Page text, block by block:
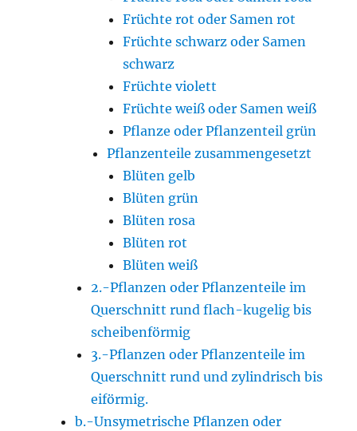
Früchte rot oder Samen rot
Früchte schwarz oder Samen
schwarz
Früchte violett
Früchte weiß oder Samen weiß
Pflanze oder Pflanzenteil grün
Pflanzenteile zusammengesetzt
Blüten gelb
Blüten grün
Blüten rosa
Blüten rot
Blüten weiß
2.-Pflanzen oder Pflanzenteile im
Querschnitt rund flach-kugelig bis
scheibenförmig
3.-Pflanzen oder Pflanzenteile im
Querschnitt rund und zylindrisch bis
eiförmig.
b.-Unsymetrische Pflanzen oder